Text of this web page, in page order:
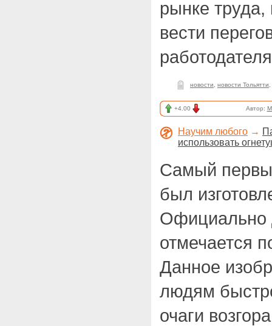
рынке труда,
вести
новости новости Тольятти
+4.00 Автор:
Научим любого →
использовать
Самый
был
Официально
отмечается
Данное
людям
очаги